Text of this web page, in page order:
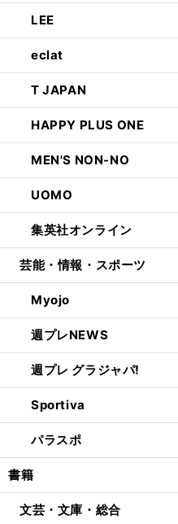
LEE
eclat
T JAPAN
HAPPY PLUS ONE
MEN'S NON-NO
UOMO
集英社オンライン
芸能・情報・スポーツ
Myojo
週プレNEWS
週プレ グラジャパ!
Sportiva
パラスポ
書籍
文芸・文庫・総合